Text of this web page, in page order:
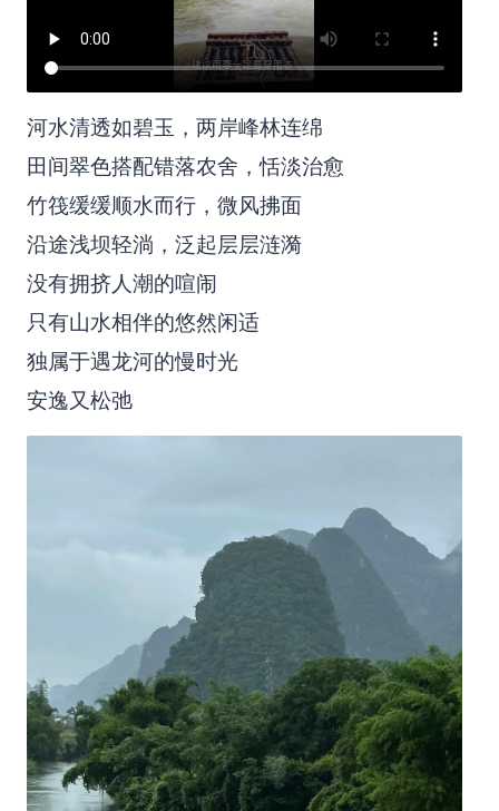
河水清透如碧玉，两岸峰林连绵
田间翠色搭配错落农舍，恬淡治愈
竹筏缓缓顺水而行，微风拂面
沿途浅坝轻淌，泛起层层涟漪
没有拥挤人潮的喧闹
只有山水相伴的悠然闲适
独属于遇龙河的慢时光
安逸又松弛